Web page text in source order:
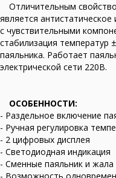
Отличительным
является
с чувствительными
стабилизация температур
паяльника. Работает
электрической сети 220В.
ОСОБЕННОСТИ:
- Раздельное включение
- Ручная регулировка
- 2 цифровых дисплея
- Светодиодная индикация
- Сменные паяльник и жала